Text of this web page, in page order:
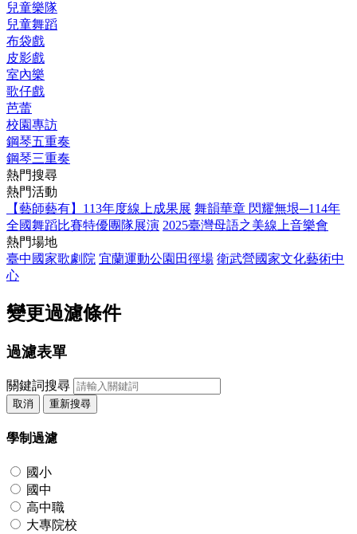
兒童樂隊
兒童舞蹈
布袋戲
皮影戲
室內樂
歌仔戲
芭蕾
校園專訪
鋼琴五重奏
鋼琴三重奏
熱門搜尋
熱門活動
【藝師藝有】113年度線上成果展 舞韻華章 閃耀無垠─114年
全國舞蹈比賽特優團隊展演 2025臺灣母語之美線上音樂會
熱門場地
臺中國家歌劇院 宜蘭運動公園田徑場 衛武營國家文化藝術中
心
變更過濾條件
過濾表單
關鍵詞搜尋
取消 重新搜尋
學制過濾
國小
國中
高中職
大專院校